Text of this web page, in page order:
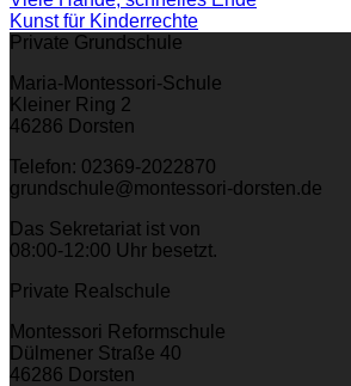
Kunst für Kinderrechte
Private Grundschule
Maria-Montessori-Schule
Kleiner Ring 2
46286 Dorsten
Telefon: 02369-2022870
grundschule@montessori-dorsten.de
Das Sekretariat ist von
08:00-12:00 Uhr besetzt.
Private Realschule
Montessori Reformschule
Dülmener Straße 40
46286 Dorsten